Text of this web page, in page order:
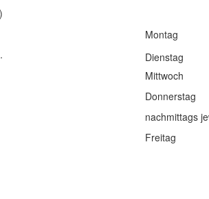
Montag
Dienstag
Mittwoch
Donnerstag
nachmittags
Freitag